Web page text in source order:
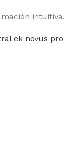
intuitiva.
ek novus pro